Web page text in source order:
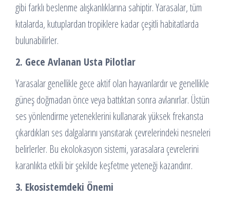
gibi farklı beslenme alışkanlıklarına sahiptir. Yarasalar, tüm
kıtalarda, kutuplardan tropiklere kadar çeşitli habitatlarda
bulunabilirler.
2. Gece Avlanan Usta Pilotlar
Yarasalar genellikle gece aktif olan hayvanlardır ve genellikle
güneş doğmadan önce veya battıktan sonra avlanırlar. Üstün
ses yönlendirme yeteneklerini kullanarak yüksek frekansta
çıkardıkları ses dalgalarını yansıtarak çevrelerindeki nesneleri
belirlerler. Bu ekolokasyon sistemi, yarasalara çevrelerini
karanlıkta etkili bir şekilde keşfetme yeteneği kazandırır.
3. Ekosistemdeki Önemi